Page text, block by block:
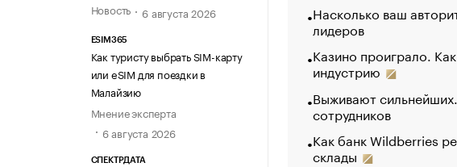
Новость
6 августа 2026
ESIM365
Как туристу выбрать SIM-карту
или eSIM для поездки в
Малайзию
Мнение эксперта
6 августа 2026
СПЕКТРДАТА
Насколько ваш
лидеров
Казино проиграло.
индустрию
Выживают
сотрудников
Как банк Wildberries
склады